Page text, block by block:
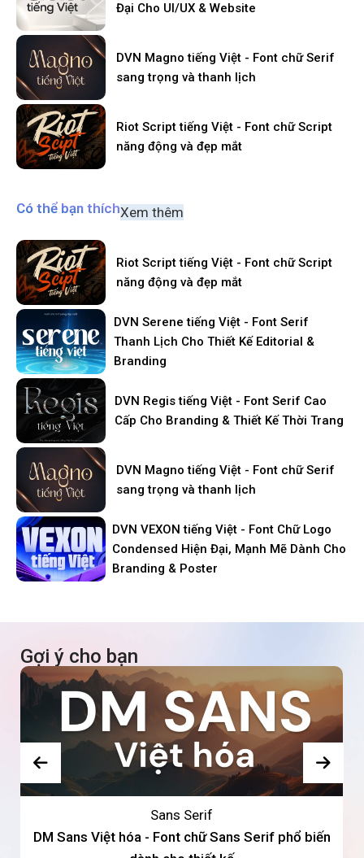
Đại Cho UI/UX & Website
DVN Magno tiếng Việt - Font chữ Serif
sang trọng và thanh lịch
Riot Script tiếng Việt - Font chữ Script
năng động và đẹp mắt
Có thể bạn thíchXem thêm
Riot Script tiếng Việt - Font chữ Script
năng động và đẹp mắt
DVN Serene tiếng Việt - Font Serif
Thanh Lịch Cho Thiết Kế Editorial &
Branding
DVN Regis tiếng Việt - Font Serif Cao
Cấp Cho Branding & Thiết Kế Thời Trang
DVN Magno tiếng Việt - Font chữ Serif
sang trọng và thanh lịch
DVN VEXON tiếng Việt - Font Chữ Logo
Condensed Hiện Đại, Mạnh Mẽ Dành Cho
Branding & Poster
Gợi ý cho bạn
Sans Serif
DM Sans Việt hóa - Font chữ Sans Serif phổ biến